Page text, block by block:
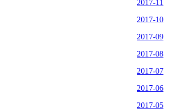
2017-11
2017-10
2017-09
2017-08
2017-07
2017-06
2017-05